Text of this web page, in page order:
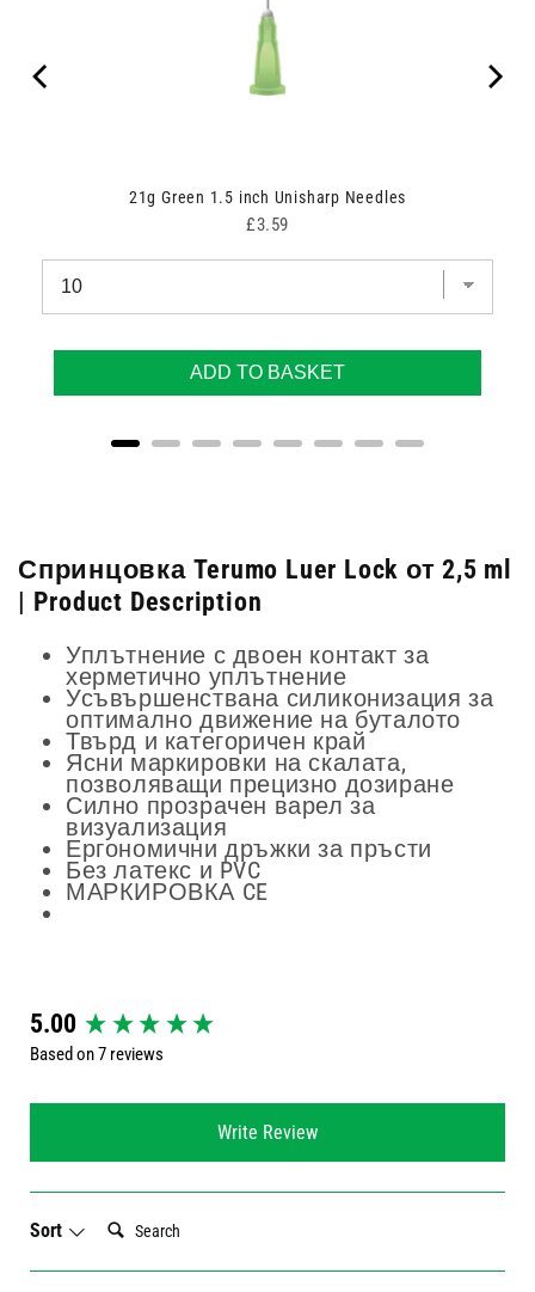
21g Green 1.5 inch Unisharp Needles
Price
£3.59
ADD TO BASKET
Спринцовка Terumo Luer Lock от 2,5 ml
| Product Description
Уплътнение с двоен контакт за
херметично уплътнение
Усъвършенствана силиконизация за
оптимално движение на буталото
Твърд и категоричен край
Ясни маркировки на скалата,
позволяващи прецизно дозиране
Силно прозрачен варел за
визуализация
Ергономични дръжки за пръсти
Без латекс и PVC
МАРКИРОВКА CE
5.00
Based on 7 reviews
Write Review
Sort
Search:
New content loaded